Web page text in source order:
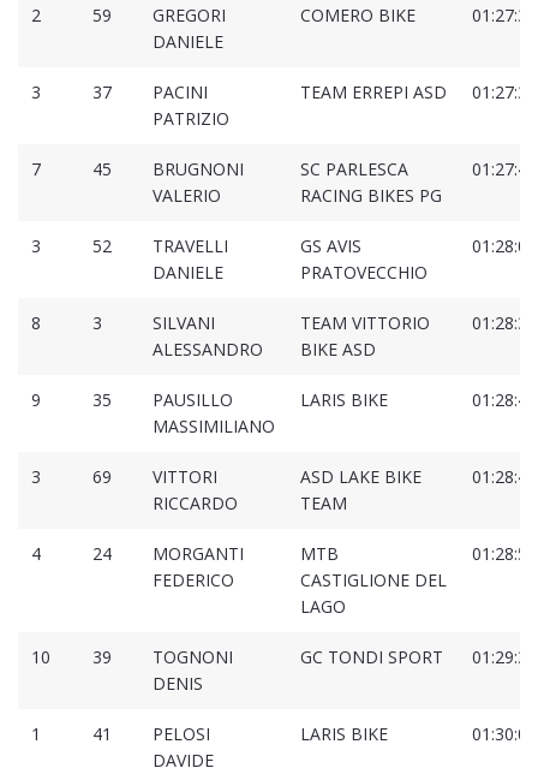
2 59
GREGORI
DANIELE
COMERO BIKE
3 37
PACINI
PATRIZIO
TEAM ERREPI ASD
7 45
BRUGNONI
VALERIO
SC PARLESCA
RACING BIKES PG
3 52
TRAVELLI
DANIELE
GS AVIS
PRATOVECCHIO
8 3
SILVANI
ALESSANDRO
TEAM VITTORIO
BIKE ASD
9 35
PAUSILLO
MASSIMILIANO
LARIS BIKE
3 69
VITTORI
RICCARDO
ASD LAKE BIKE
TEAM
4 24
MORGANTI
FEDERICO
MTB
CASTIGLIONE DEL
LAGO
10 39
TOGNONI
DENIS
GC TONDI SPORT
1 41
PELOSI
DAVIDE
LARIS BIKE